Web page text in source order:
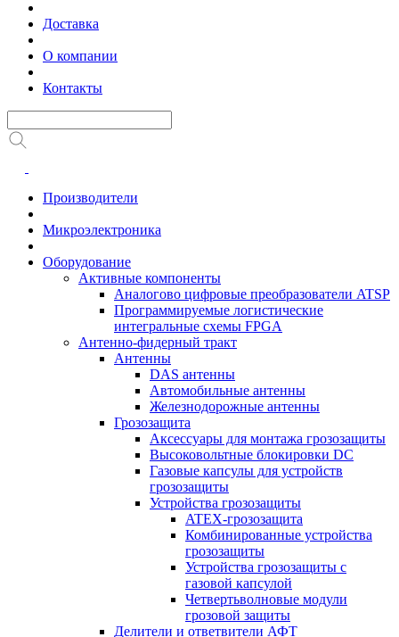
Доставка
О компании
Контакты
Производители
Микроэлектроника
Оборудование
Активные компоненты
Аналогово цифровые преобразователи ATSP
Программируемые логистические
интегральные схемы FPGA
Антенно-фидерный тракт
Антенны
DAS антенны
Автомобильные антенны
Железнодорожные антенны
Грозозащита
Аксессуары для монтажа грозозащиты
Высоковольтные блокировки DC
Газовые капсулы для устройств
грозозащиты
Устройства грозозащиты
ATEX-грозозащита
Комбинированные устройства
грозозащиты
Устройства грозозащиты с
газовой капсулой
Четвертьволновые модули
грозовой защиты
Делители и ответвители АФТ